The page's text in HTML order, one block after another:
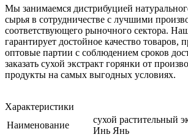
Мы занимаемся дистрибуцией
сырья в сотрудничестве с лучшими
соответствующего рыночного сектора.
гарантирует достойное качество
оптовые партии с соблюдением сроков
заказать сухой экстракт горянки от
продукты на самых выгодных условиях.
Характеристики
Наименование
сухой растительный
Инь Янь